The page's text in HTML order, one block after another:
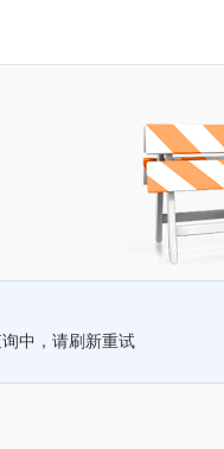
中，请刷新重试